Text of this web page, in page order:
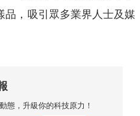
品，吸引眾多業界人士及媒
態，升級你的科技原力！